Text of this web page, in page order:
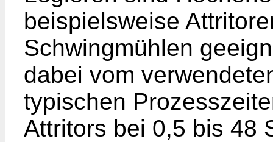
beispielsweise
Schwingmühlen
dabei vom
typischen
Attritors bei 0,5 bis 48